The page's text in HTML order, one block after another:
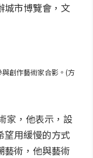
城市博覽會，文
創作藝術家合影。(方
家，他表示，設
望用緩慢的方式
藝術，他與藝術